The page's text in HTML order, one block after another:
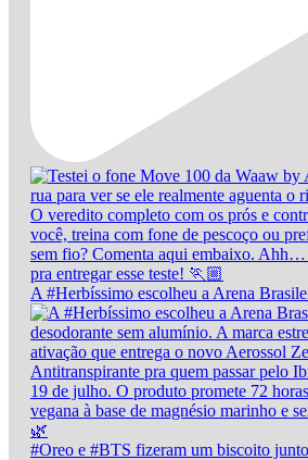
A #Herbíssimo escolheu a Arena
#Oreo e #BTS fizeram um biscoito